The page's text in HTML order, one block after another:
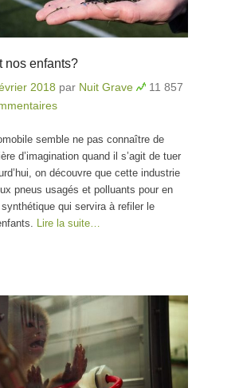
nos enfants?
2018 par Nuit Grave
11 857
semble ne pas connaître de
d’imagination quand il s’agit de tuer
on découvre que cette industrie
pneus usagés et polluants pour en
qui servira à refiler le
Lire la suite…